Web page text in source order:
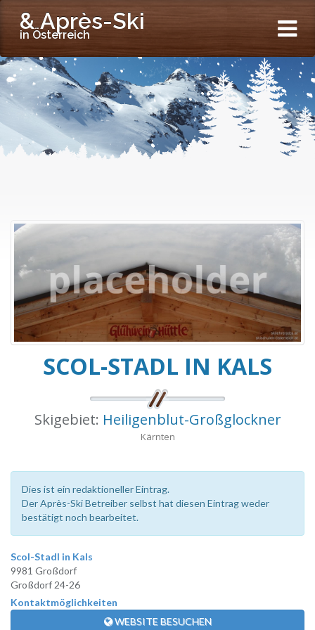
& Après-Ski
in Österreich
SCOL-STADL IN KALS
Skigebiet: Heiligenblut-Großglockner
Kärnten
Dies ist ein redaktioneller Eintrag.
Der Après-Ski Betreiber selbst hat diesen Eintrag weder
bestätigt noch bearbeitet.
Scol-Stadl in Kals
9981 Großdorf
Großdorf 24-26
Kontaktmöglichkeiten
WEBSITE BESUCHEN